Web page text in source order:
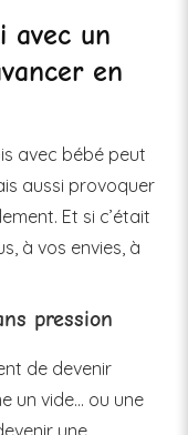
avec un
en
avec bébé peut
aussi provoquer
Et si c’était
à vos envies, à
pression
de devenir
un vide... ou une
une